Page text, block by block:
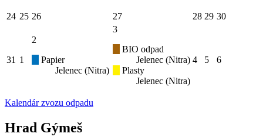
24 25 26 27 28 29 30
31 1
2
Papier
Jelenec (Nitra)
3
BIO odpad
Jelenec (Nitra)
Plasty
Jelenec (Nitra)
4 5 6
Kalendár zvozu odpadu
Hrad Gýmeš